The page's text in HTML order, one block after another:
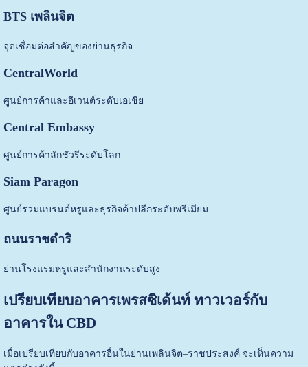
BTS เพลินจิต
จุดเชื่อมต่อสำคัญของย่านธุรกิจ
CentralWorld
ศูนย์การค้าและอีเวนต์ระดับเอเชีย
Central Embassy
ศูนย์การค้าลักชัวรีระดับโลก
Siam Paragon
ศูนย์รวมแบรนด์หรูและธุรกิจค้าปลีกระดับพรีเมียม
ถนนราชดำริ
ย่านโรงแรมหรูและสำนักงานระดับสูง
เปรียบเทียบอาคารเพรสซิเด้นท์ ทาวเวอร์กับ
อาคารใน CBD
เมื่อเปรียบเทียบกับอาคารอื่นในย่านเพลินจิต–ราชประสงค์ จะเห็นความ